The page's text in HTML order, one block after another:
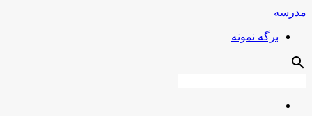
مدرسه
برگه نمونه
search